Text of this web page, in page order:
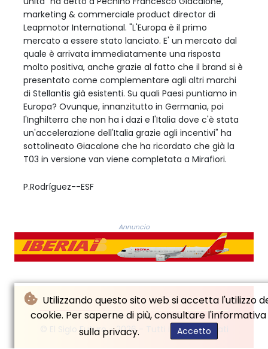
Utilizzando questo sito web si accetta l'utilizzo
cookie. Per saperne di più, consultare l'informativa
sulla privacy.
Accetto
marketing & commerciale product director di
Leapmotor International. "L'Europa è il primo
mercato a essere stato lanciato. E' un mercato dal
quale è arrivata immediatamente una risposta
molto positiva, anche grazie al fatto che il brand si è
presentato come complementare agli altri marchi
di Stellantis già esistenti. Su quali Paesi puntiamo in
Europa? Ovunque, innanzitutto in Germania, poi
l'Inghilterra che non ha i dazi e l'Italia dove c'è stata
un'accelerazione dell'Italia grazie agli incentivi" ha
sottolineato Giacalone che ha ricordato che già la
T03 in versione van viene completata a Mirafiori.
P.Rodríguez--ESF
Annuncio
© El Siglo Futuro - 2026 - Tutti i diritti riservati